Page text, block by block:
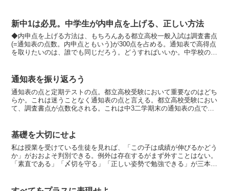
新中1は必見。中学生が内申点を上げる、正しい方法
◆内申点を上げる方法は、もちろんある都立高校一般入試は調査書点
(=通知表の点数。内申点ともいう)が300点を占める。通知表で高得点
を取りたいのは、誰でも同じだろう。どうすればいいか。中学校の先
通知表を振り返ろう
通知表の点と定期テストの点。都立高校受験において重要なのはどち
らか。これは迷うことなく通知表の点と言える。都立高校受験におい
て、調査書点が点数化される。これは中3二学期末の通知表の点で付
基礎を大切にせよ
私は授業を受けている生徒を見れば、「この子は成績が伸びるかどう
か」がおおよそ判別できる。例外は存在するがまず外すことはない。
「素直である」「〆切を守る」「正しい姿勢で勉強できる」が三本